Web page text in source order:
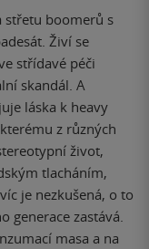
střetu boomerů s
Živí se
střídavé péči
skandál. A
láska k heavy
z různých
život,
tlacháním,
je nezkušená, o to
generace zastává.
masa a na